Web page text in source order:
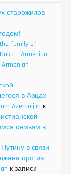
старожилов
family of
– Armenian
Armenian
в Арцах
Azerbaijan к
семьям в
в связи
против
к записи